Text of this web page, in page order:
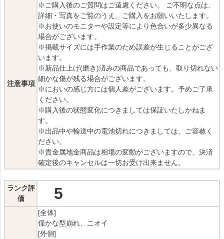
注意事項
※ご購入後のご質問はご遠慮ください。 ご不明な点は、
詳細・写真をご覧のうえ、ご購入をお願いいたします。
※お使いのモニターや設定等により色合いが多少異なる
場合がございます。
※掲載サイズには手作業のため誤差が生じることがござ
います。
※新品仕上げ(磨き)済みの商品であっても、取り切れない
細かな傷が残る場合がございます。
※においの感じ方には個人差がございます。予めご了承
ください。
※購入後の状態変化につきましては保証いたしかねま
す。
※出品中や輸送中の電池切れにつきましては、ご容赦く
ださい。
※貴金属地金商品は相場の変動がございますので、決済
確定後のキャンセルは一切お受け出来ません。
ランク評
価
5
[全体]
僅かな型崩れ、ニオイ
[外側]